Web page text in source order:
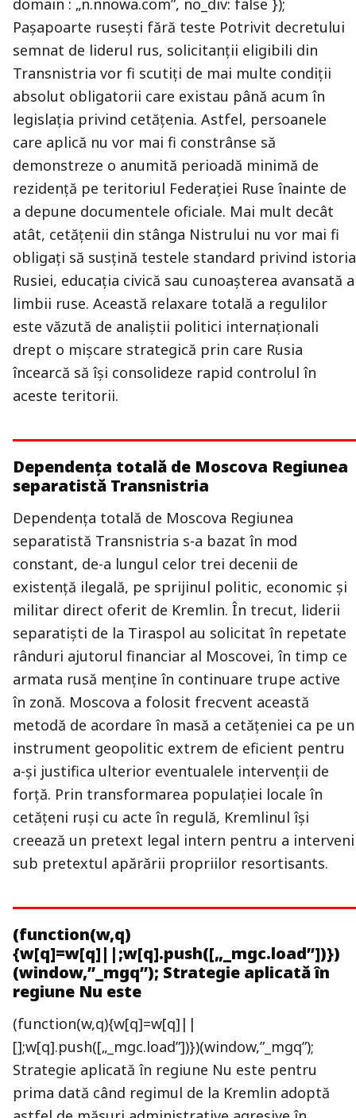
domain : „n.nnowa.com”, no_div: false });
Pașapoarte rusești fără teste Potrivit decretului
semnat de liderul rus, solicitanţii eligibili din
Transnistria vor fi scutiţi de mai multe condiţii
absolut obligatorii care existau până acum în
legislația privind cetățenia. Astfel, persoanele
care aplică nu vor mai fi constrânse să
demonstreze o anumită perioadă minimă de
rezidenţă pe teritoriul Federației Ruse înainte de
a depune documentele oficiale. Mai mult decât
atât, cetățenii din stânga Nistrului nu vor mai fi
obligați să susţină testele standard privind istoria
Rusiei, educaţia civică sau cunoașterea avansată a
limbii ruse. Această relaxare totală a regulilor
este văzută de analiştii politici internaționali
drept o mişcare strategică prin care Rusia
încearcă să își consolideze rapid controlul în
aceste teritorii.
Dependența totală de Moscova Regiunea
separatistă Transnistria
Dependența totală de Moscova Regiunea
separatistă Transnistria s-a bazat în mod
constant, de-a lungul celor trei decenii de
existență ilegală, pe sprijinul politic, economic şi
militar direct oferit de Kremlin. În trecut, liderii
separatiști de la Tiraspol au solicitat în repetate
rânduri ajutorul financiar al Moscovei, în timp ce
armata rusă menține în continuare trupe active
în zonă. Moscova a folosit frecvent această
metodă de acordare în masă a cetăţeniei ca pe un
instrument geopolitic extrem de eficient pentru
a-și justifica ulterior eventualele intervenții de
forță. Prin transformarea populației locale în
cetățeni ruși cu acte în regulă, Kremlinul își
creează un pretext legal intern pentru a interveni
sub pretextul apărării propriilor resortisants.
(function(w,q)
{w[q]=w[q]||;w[q].push([„_mgc.load”])})
(window,”_mgq”); Strategie aplicată în
regiune Nu este
(function(w,q){w[q]=w[q]||
[];w[q].push([„_mgc.load”])})(window,”_mgq”);
Strategie aplicată în regiune Nu este pentru
prima dată când regimul de la Kremlin adoptă